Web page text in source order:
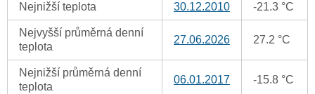
Nejnižší teplota 30.12.2010 -21.3 °C
Nejvyšší průměrná denní
teplota
27.06.2026 27.2 °C
Nejnižší průměrná denní
teplota
06.01.2017 -15.8 °C